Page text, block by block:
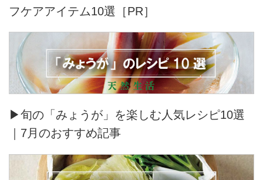
フケアアイテム10選［PR］
▶旬の「みょうが」を楽しむ人気レシピ10選
｜7月のおすすめ記事